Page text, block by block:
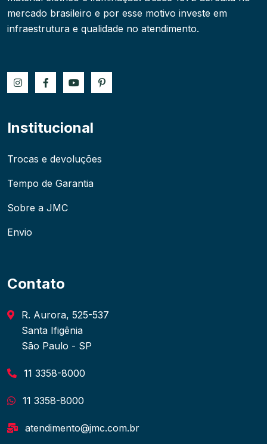
mercado brasileiro e por esse motivo investe em
infraestrutura e qualidade no atendimento.
Institucional
Trocas e devoluções
Tempo de Garantia
Sobre a JMC
Envio
Contato
R. Aurora, 525-537
Santa Ifigênia
São Paulo - SP
11 3358-8000
11 3358-8000
atendimento@jmc.com.br